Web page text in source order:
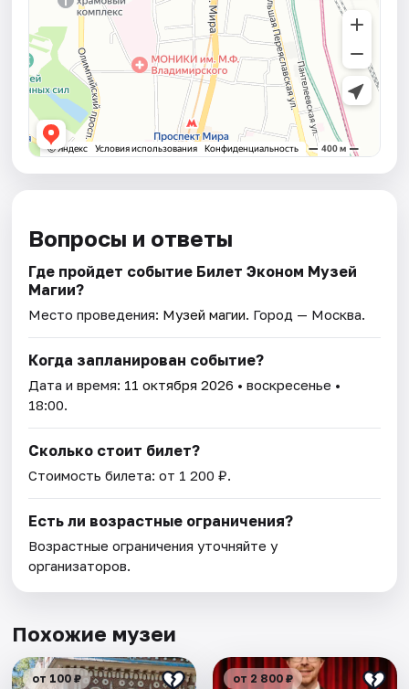
Вопросы и ответы
Где пройдет событие Билет Эконом Музей
Магии?
Место проведения: Музей магии. Город — Москва.
Когда запланирован событие?
Дата и время: 11 октября 2026 • воскресенье •
18:00.
Сколько стоит билет?
Стоимость билета: от 1 200 ₽.
Есть ли возрастные ограничения?
Возрастные ограничения уточняйте у
организаторов.
Похожие музеи
от 100 ₽ от 2 800 ₽